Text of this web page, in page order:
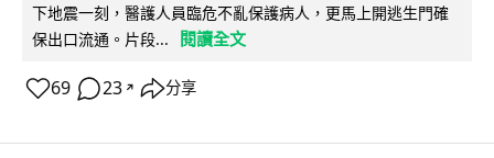
下地震一刻，醫護人員臨危不亂保護病人，更馬上開逃生門確
保出口流通。片段...
閱讀全文
69 23 ↗ 分享